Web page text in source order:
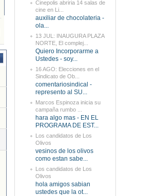
Cinepolis abriria 14 salas de
cine en Li...
auxiliar de chocolateria -
ola...
13 JUL: INAUGURA PLAZA
NORTE, El complej...
Quiero Incorporarme a
Ustedes - soy...
16 AGO: Elecciones en el
Sindicato de Ob...
comentariosindical -
represento al SU...
Marcos Espinoza inicia su
campaña rumbo ...
hara algo mas - EN EL
PROGRAMA DE EST...
Los candidatos de Los
Olivos
vesinos de los olivos
como estan sabe...
Los candidatos de Los
Olivos
hola amigos sabian
ustedes que la ot...